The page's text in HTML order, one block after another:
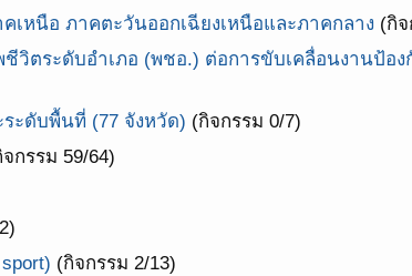
หนือ ภาคตะวันออกเฉียงเหนือและภาคกลาง (กิ
ตระดับอำเภอ (พชอ.) ต่อการขับเคลื่อนงานป้อ
ะดับพื้นที่ (77 จังหวัด) (กิจกรรม 0/7)
กรรม 59/64)
(กิจกรรม 2/13)